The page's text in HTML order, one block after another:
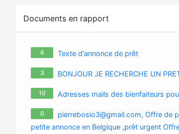
Documents en rapport
6 Texte d'annonce de prêt
3 BONJOUR JE RECHERCHE UN
10 Adresses mails des bienfaiteurs
0 pierrebosio3@gmail.com, Offre de
petite annonce en Belgique ,prêt urgent